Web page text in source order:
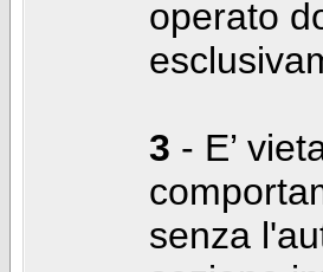
operato
3 - E’
senza